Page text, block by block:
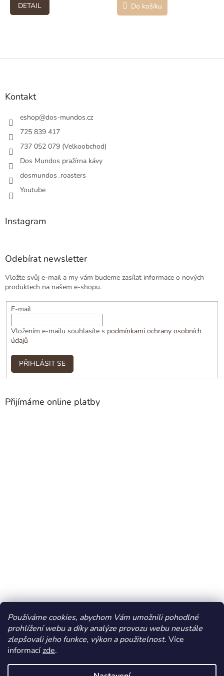
Používáme cookies, abychom Vám umožnili pohodlné
prohlížení webu a díky analýze provozu webu neustále
zlepšovali jeho funkce, výkon a použitelnost. Více
informacízde.
DETAIL Do košíku
Z
Kontakt
eshop@dos-mundos.cz
725 839 417
737 052 079 (Velkoobchod)
Dos Mundos pražírna kávy
dosmundos_roasters
Youtube
Instagram
Odebírat newsletter
Vložte svůj e-mail a my vám budeme zasílat informace o nových
produktech na našem e-shopu.
E-mail
Vložením e-mailu souhlasíte s podmínkami ochrany osobních
údajů
PŘIHLÁSIT SE
Přijímáme online platby